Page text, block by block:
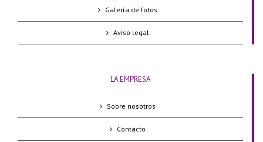
Galería de fotos
Aviso legal
LA EMPRESA
Sobre nosotros
Contacto